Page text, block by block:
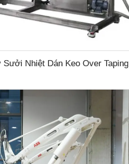
Sưởi Nhiệt Dán Keo Over Taping